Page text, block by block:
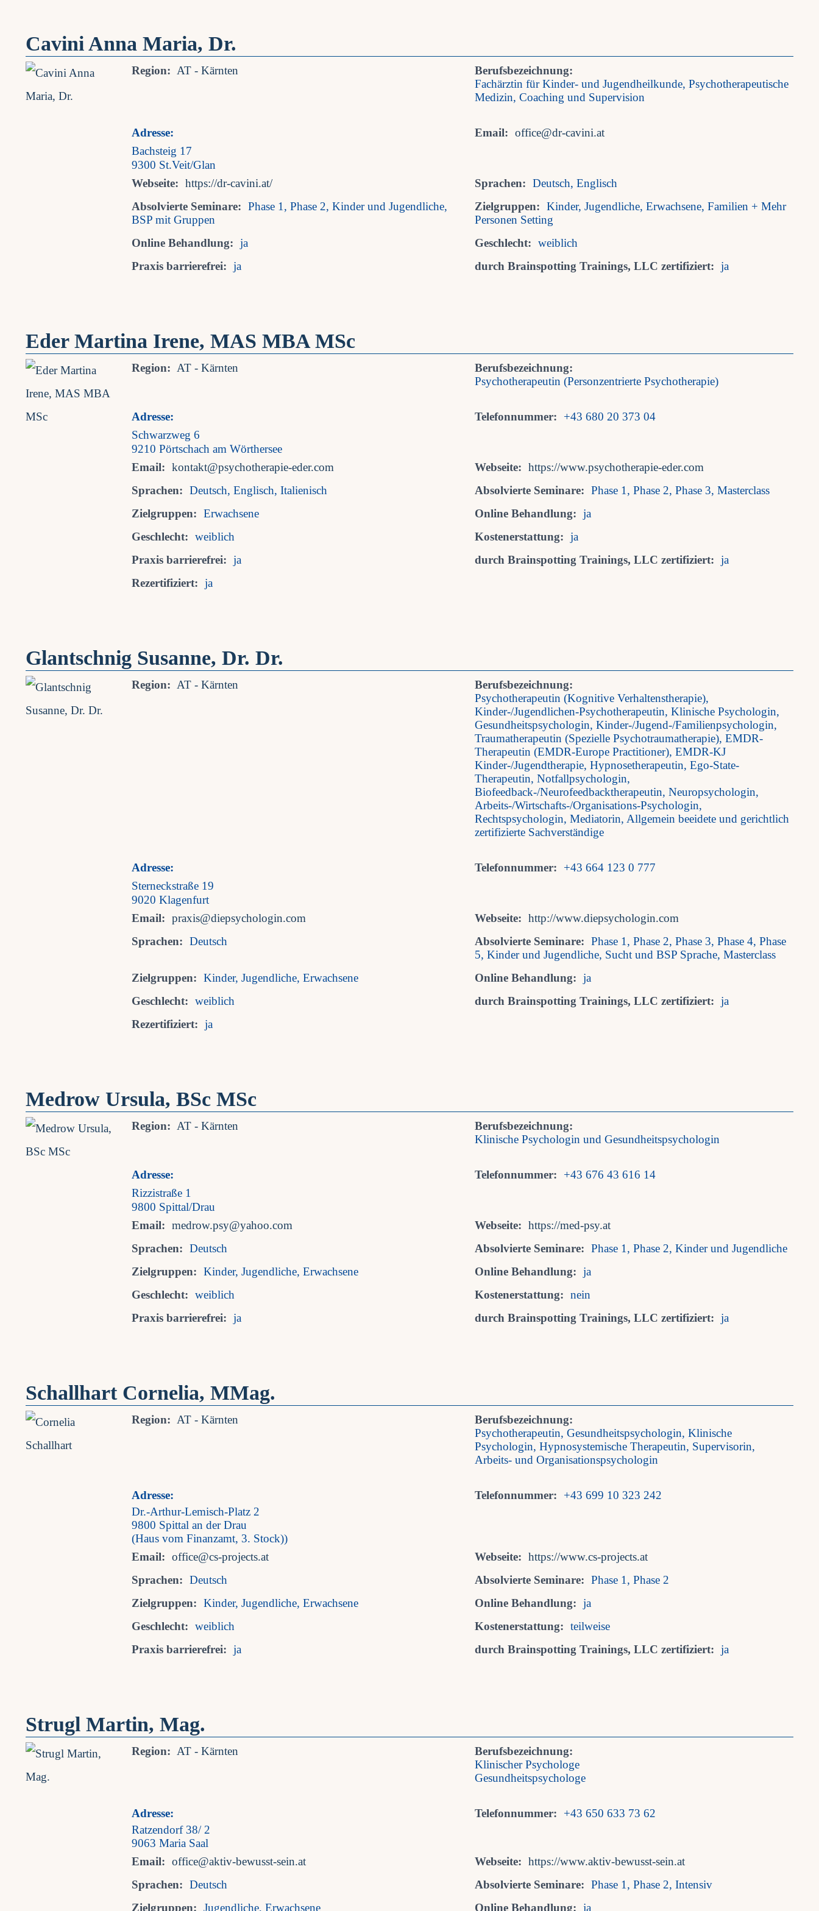
Cavini Anna Maria, Dr.
Region: AT - Kärnten
Berufsbezeichnung:
Fachärztin für Kinder- und Jugendheilkunde, Psychotherapeutische
Medizin, Coaching und Supervision
Adresse:
Bachsteig 17
9300 St.Veit/Glan
Email: office@dr-cavini.at
Webseite: https://dr-cavini.at/ Sprachen: Deutsch, Englisch
Absolvierte Seminare: Phase 1, Phase 2, Kinder und Jugendliche,
BSP mit Gruppen
Zielgruppen: Kinder, Jugendliche, Erwachsene, Familien + Mehr
Personen Setting
Online Behandlung: ja Geschlecht: weiblich
Praxis barrierefrei: ja durch Brainspotting Trainings, LLC zertifiziert: ja
Eder Martina Irene, MAS MBA MSc
Region: AT - Kärnten
Berufsbezeichnung:
Psychotherapeutin (Personzentrierte Psychotherapie)
Adresse:
Schwarzweg 6
9210 Pörtschach am Wörthersee
Telefonnummer: +43 680 20 373 04
Email: kontakt@psychotherapie-eder.com Webseite: https://www.psychotherapie-eder.com
Sprachen: Deutsch, Englisch, Italienisch Absolvierte Seminare: Phase 1, Phase 2, Phase 3, Masterclass
Zielgruppen: Erwachsene Online Behandlung: ja
Geschlecht: weiblich Kostenerstattung: ja
Praxis barrierefrei: ja durch Brainspotting Trainings, LLC zertifiziert: ja
Rezertifiziert: ja
Glantschnig Susanne, Dr. Dr.
Region: AT - Kärnten
Berufsbezeichnung:
Psychotherapeutin (Kognitive Verhaltenstherapie),
Kinder-/Jugendlichen-Psychotherapeutin, Klinische Psychologin,
Gesundheitspsychologin, Kinder-/Jugend-/Familienpsychologin,
Traumatherapeutin (Spezielle Psychotraumatherapie), EMDR-
Therapeutin (EMDR-Europe Practitioner), EMDR-KJ
Kinder-/Jugendtherapie, Hypnosetherapeutin, Ego-State-
Therapeutin, Notfallpsychologin,
Biofeedback-/Neurofeedbacktherapeutin, Neuropsychologin,
Arbeits-/Wirtschafts-/Organisations-Psychologin,
Rechtspsychologin, Mediatorin, Allgemein beeidete und gerichtlich
zertifizierte Sachverständige
Adresse:
Sterneckstraße 19
9020 Klagenfurt
Telefonnummer: +43 664 123 0 777
Email: praxis@diepsychologin.com Webseite: http://www.diepsychologin.com
Sprachen: Deutsch Absolvierte Seminare: Phase 1, Phase 2, Phase 3, Phase 4, Phase
5, Kinder und Jugendliche, Sucht und BSP Sprache, Masterclass
Zielgruppen: Kinder, Jugendliche, Erwachsene Online Behandlung: ja
Geschlecht: weiblich durch Brainspotting Trainings, LLC zertifiziert: ja
Rezertifiziert: ja
Medrow Ursula, BSc MSc
Region: AT - Kärnten
Berufsbezeichnung:
Klinische Psychologin und Gesundheitspsychologin
Adresse:
Rizzistraße 1
9800 Spittal/Drau
Telefonnummer: +43 676 43 616 14
Email: medrow.psy@yahoo.com Webseite: https://med-psy.at
Sprachen: Deutsch Absolvierte Seminare: Phase 1, Phase 2, Kinder und Jugendliche
Zielgruppen: Kinder, Jugendliche, Erwachsene Online Behandlung: ja
Geschlecht: weiblich Kostenerstattung: nein
Praxis barrierefrei: ja durch Brainspotting Trainings, LLC zertifiziert: ja
Schallhart Cornelia, MMag.
Region: AT - Kärnten
Berufsbezeichnung:
Psychotherapeutin, Gesundheitspsychologin, Klinische
Psychologin, Hypnosystemische Therapeutin, Supervisorin,
Arbeits- und Organisationspsychologin
Adresse:
Dr.-Arthur-Lemisch-Platz 2
9800 Spittal an der Drau
(Haus vom Finanzamt, 3. Stock))
Telefonnummer: +43 699 10 323 242
Email: office@cs-projects.at Webseite: https://www.cs-projects.at
Sprachen: Deutsch Absolvierte Seminare: Phase 1, Phase 2
Zielgruppen: Kinder, Jugendliche, Erwachsene Online Behandlung: ja
Geschlecht: weiblich Kostenerstattung: teilweise
Praxis barrierefrei: ja durch Brainspotting Trainings, LLC zertifiziert: ja
Strugl Martin, Mag.
Region: AT - Kärnten
Berufsbezeichnung:
Klinischer Psychologe
Gesundheitspsychologe
Adresse:
Ratzendorf 38/ 2
9063 Maria Saal
Telefonnummer: +43 650 633 73 62
Email: office@aktiv-bewusst-sein.at Webseite: https://www.aktiv-bewusst-sein.at
Sprachen: Deutsch Absolvierte Seminare: Phase 1, Phase 2, Intensiv
Zielgruppen: Jugendliche, Erwachsene Online Behandlung: ja